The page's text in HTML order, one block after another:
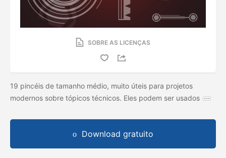
SOBRE AS LICENÇAS
19 pincéis de tamanho médio, muito úteis para projetos
modernos sobre tópicos técnicos. Eles podem ser usados
Download gratuito